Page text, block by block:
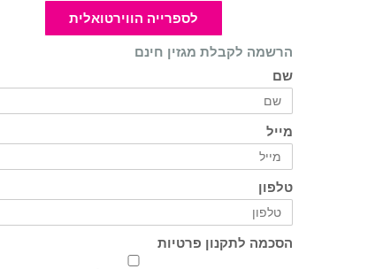
לספרייה הווירטואלית
הרשמה לקבלת מגזין חינם
שם
מייל
טלפון
הסכמה לתקנון פרטיות